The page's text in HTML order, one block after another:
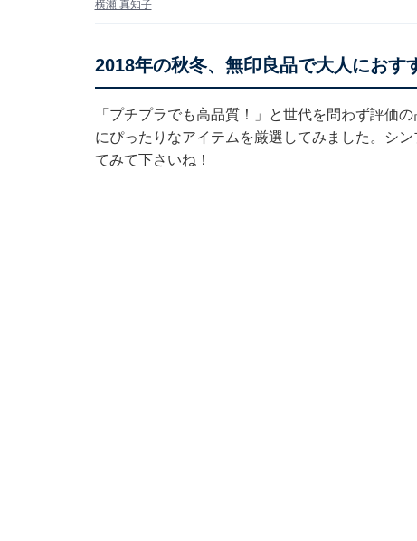
横瀬 真知子
2018年の秋冬、無印良品で大人におす
「プチプラでも高品質！」と世代を問わず評価
にぴったりなアイテムを厳選してみました。シ
てみて下さいね！